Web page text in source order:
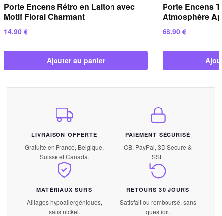
Porte Encens Rétro en Laiton avec
Motif Floral Charmant
14.90 €
Ajouter au panier
Porte Encens
Atmosphère
68.90 €
LIVRAISON OFFERTE
Gratuite en France, Belgique,
Suisse et Canada.
PAIEMENT SÉCURISÉ
CB, PayPal, 3D Secure &
SSL.
MATÉRIAUX SÛRS
Alliages hypoallergéniques,
sans nickel.
RETOURS 30 JOURS
Satisfait ou remboursé, sans
question.